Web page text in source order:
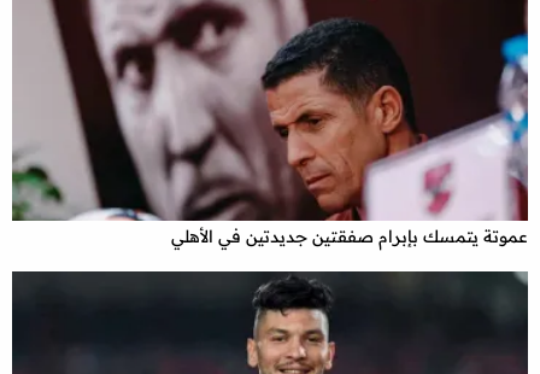
عموتة يتمسك بإبرام صفقتين جديدتين في الأهلي